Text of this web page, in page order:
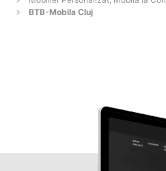
BTB-Mobila Cluj